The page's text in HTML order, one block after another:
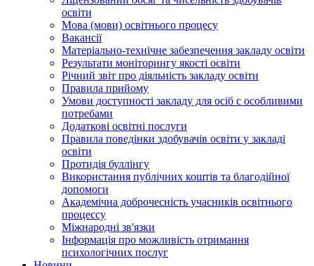
освіти
Мова (мови) освітнього процесу
Вакансії
Матеріально-технічне забезпечення закладу освіти
Результати моніторингу якості освіти
Річний звіт про діяльність закладу освіти
Правила прийому
Умови доступності закладу для осіб с особливими
потребами
Додаткові освітні послуги
Правила поведінки здобувачів освіти у закладі
освіти
Протидія буллінгу
Використання публічних коштів та благодійної
допомоги
Академічна доброчесність учасників освітнього
процессу
Міжнародні зв'язки
Інформація про можливість отримання
психологічних послуг